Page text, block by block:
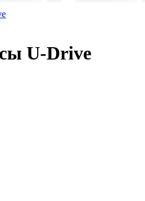
U-Drive